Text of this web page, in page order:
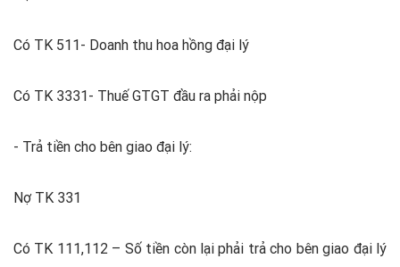
Có TK 511- Doanh thu hoa hồng đại lý
Có TK 3331- Thuế GTGT đầu ra phải nộp
- Trả tiền cho bên giao đại lý:
Nợ TK 331
Có TK 111,112 – Số tiền còn lại phải trả cho bên giao đại lý